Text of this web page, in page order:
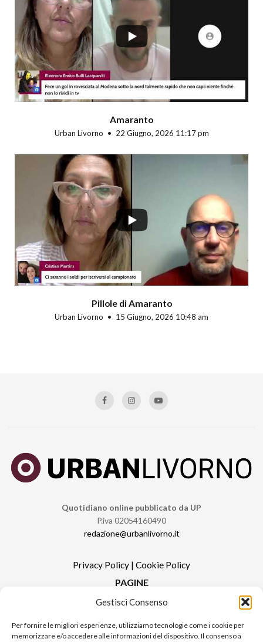
Gestisci Consenso
Per fornire le migliori esperienze, utilizziamo tecnologie come i cookie per
memorizzare e/o accedere alle informazioni del dispositivo. Il consenso a
Amaranto
Urban Livorno 22 Giugno, 2026 11:17 pm
Pillole di Amaranto
Urban Livorno 15 Giugno, 2026 10:48 am
Quotidiano online pubblicato da UP
P.iva 02054160490
redazione@urbanlivorno.it
Privacy Policy | Cookie Policy
PAGINE
Redazione
Contatti
Pubblicità